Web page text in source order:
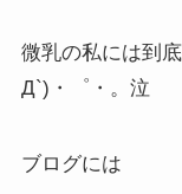
微乳の私には到
Д`)・゜・。泣
ブログには